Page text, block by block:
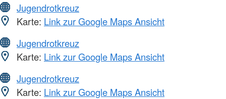
Jugendrotkreuz
Karte: Link zur Google Maps Ansicht
Jugendrotkreuz
Karte: Link zur Google Maps Ansicht
Jugendrotkreuz
Karte: Link zur Google Maps Ansicht